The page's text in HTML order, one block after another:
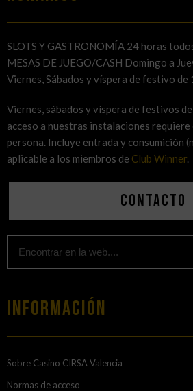
SLOTS Y GASTRONOMÍA 24 horas
MESAS DE JUEGO/CASH Domingo a
Viernes, Sábados y víspera de festivo de
Viernes, sábados y víspera de festivos
acceso a nuestras instalaciones
persona. Incluye entrada y consumición
aplicable a los miembros de Club Winner.
Contacto
Información
Sobre Casino CIRSA Valencia
Normas de acceso